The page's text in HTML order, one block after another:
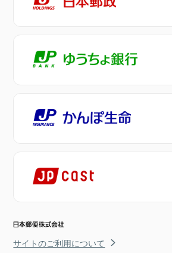
サイトのご利用について